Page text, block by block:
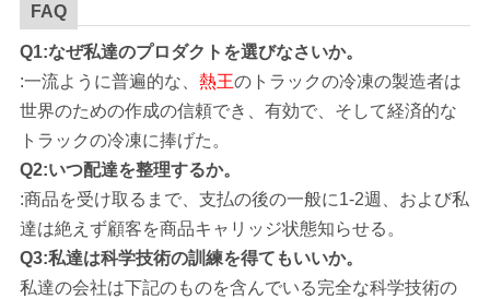
FAQ
Q1:なぜ私達のプロダクトを選びなさいか。
:一流ように普遍的な、 熱王のトラックの冷凍の製造者は
世界のための作成の信頼でき、有効で、そして経済的な
トラックの冷凍に捧げた。
Q2:いつ配達を整理するか。
:商品を受け取るまで、支払の後の一般に1-2週、および私
達は絶えず顧客を商品キャリッジ状態知らせる。
Q3:私達は科学技術の訓練を得てもいいか。
私達の会社は 下記のものを含んでいる完全な科学技術の